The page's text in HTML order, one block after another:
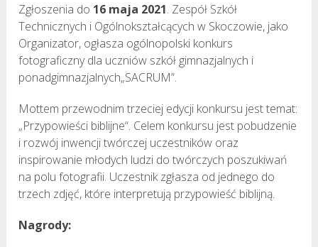
Zgłoszenia do 16 maja 2021. Zespół Szkół
Technicznych i Ogólnokształcących w Skoczowie, jako
Organizator, ogłasza ogólnopolski konkurs
fotograficzny dla uczniów szkół gimnazjalnych i
ponadgimnazjalnych„SACRUM”.
Mottem przewodnim trzeciej edycji konkursu jest temat:
„Przypowieści biblijne“. Celem konkursu jest pobudzenie
i rozwój inwencji twórczej uczestników oraz
inspirowanie młodych ludzi do twórczych poszukiwań
na polu fotografii. Uczestnik zgłasza od jednego do
trzech zdjęć, które interpretują przypowieść biblijną.
Nagrody: